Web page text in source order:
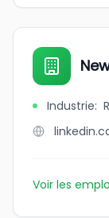
Industrie:
Voir les